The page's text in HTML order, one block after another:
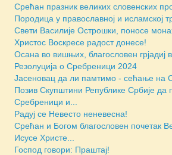
Срећан празник великих словенских
Породица у православној и исламској
Свети Василије Острошки, поносе
Христос Воскресе радост донесе!
Осана во вишњих, благословен грјадиј
Резолуција о Сребреници 2024
Јасеновац да ли памтимо - сећање на
Позив Скупштини Републике Србије да
Сребреници и...
Радуј се Невесто неневесна!
Срећан и Богом благословен почетак
Исусе Христе...
Господ говори: Праштај!